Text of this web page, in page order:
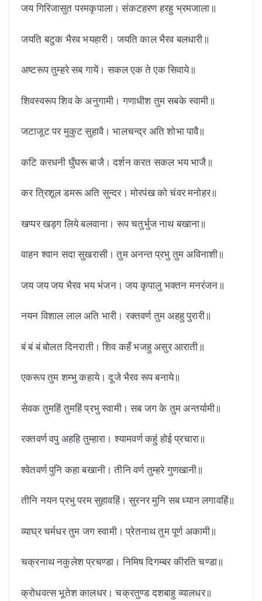
जय गिरिजासुत परमकृपाला। संकटहरण हरहु भ्रमजाला॥
जयति बटुक भैरव भयहारी। जयति काल भैरव बलधारी॥
अष्टरूप तुम्हरे सब गायें। सकल एक ते एक सिवाये॥
शिवस्वरूप शिव के अनुगामी। गणाधीश तुम सबके स्वामी॥
जटाजूट पर मुकुट सुहावै। भालचन्द्र अति शोभा पावै॥
कटि करधनी घुँघरू बाजै। दर्शन करत सकल भय भाजै॥
कर त्रिशूल डमरू अति सुन्दर। मोरपंख को चंवर मनोहर॥
खप्पर खड्ग लिये बलवाना। रूप चतुर्भुज नाथ बखाना॥
वाहन श्वान सदा सुखरासी। तुम अनन्त प्रभु तुम अविनाशी॥
जय जय जय भैरव भय भंजन। जय कृपालु भक्तन मनरंजन॥
नयन विशाल लाल अति भारी। रक्तवर्ण तुम अहहु पुरारी॥
बं बं बं बोलत दिनराती। शिव कहँ भजहु असुर आराती॥
एकरूप तुम शम्भु कहाये। दूजे भैरव रूप बनाये॥
सेवक तुमहिं तुमहिं प्रभु स्वामी। सब जग के तुम अन्तर्यामी॥
रक्तवर्ण वपु अहहि तुम्हारा। श्यामवर्ण कहुं होई प्रचारा॥
श्वेतवर्ण पुनि कहा बखानी। तीनि वर्ण तुम्हरे गुणखानी॥
तीनि नयन प्रभु परम सुहावहिं। सुरनर मुनि सब ध्यान लगावहिं॥
व्याघ्र चर्मधर तुम जग स्वामी। प्रेतनाथ तुम पूर्ण अकामी॥
चक्रनाथ नकुलेश प्रचण्डा। निमिष दिगम्बर कीरति चण्डा॥
क्रोधवत्स भूतेश कालधर। चक्रतुण्ड दशबाहु व्यालधर॥